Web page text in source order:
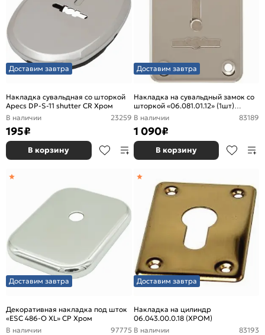
Доставим завтра
Накладка сувальдная со шторкой
Apecs DP-S-11 shutter CR Хром
В наличии
23259
195₽
В корзину
Доставим завтра
Накладка на сувальдный замок со
шторкой «06.081.01.12» (1шт)
Никель
В наличии 83189
1 090₽
В корзину
Доставим завтра
Декоративная накладка под шток
«ESC 486-O XL» CP Хром
В наличии
97775
Доставим завтра
Накладка на цилиндр
06.043.00.0.18 (ХРОМ)
В наличии
83193